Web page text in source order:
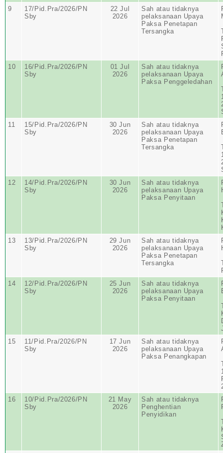
9
17/Pid.Pra/2026/PN
Sby
22 Jul
2026
Sah atau tidaknya
pelaksanaan Upaya
Paksa Penetapan
Tersangka
10
16/Pid.Pra/2026/PN
Sby
01 Jul
2026
Sah atau tidaknya
pelaksanaan Upaya
Paksa Penggeledahan
11
15/Pid.Pra/2026/PN
Sby
30 Jun
2026
Sah atau tidaknya
pelaksanaan Upaya
Paksa Penetapan
Tersangka
12
14/Pid.Pra/2026/PN
Sby
30 Jun
2026
Sah atau tidaknya
pelaksanaan Upaya
Paksa Penyitaan
13
13/Pid.Pra/2026/PN
Sby
29 Jun
2026
Sah atau tidaknya
pelaksanaan Upaya
Paksa Penetapan
Tersangka
14
12/Pid.Pra/2026/PN
Sby
25 Jun
2026
Sah atau tidaknya
pelaksanaan Upaya
Paksa Penyitaan
15
11/Pid.Pra/2026/PN
Sby
17 Jun
2026
Sah atau tidaknya
pelaksanaan Upaya
Paksa Penangkapan
16
10/Pid.Pra/2026/PN
Sby
21 May
2026
Sah atau tidaknya
Penghentian
Penyidikan